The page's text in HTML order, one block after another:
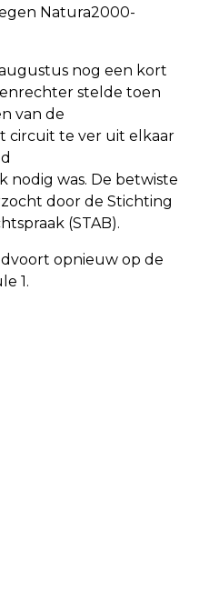
Natura2000-
nog een kort
stelde toen
van de
circuit te ver uit elkaar
nodig was. De betwiste
door de Stichting
(STAB).
opnieuw op de
1.